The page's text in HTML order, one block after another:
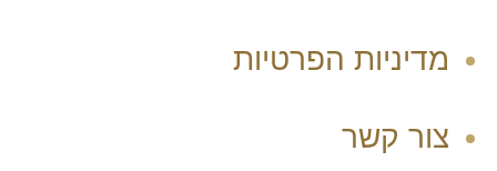
מדיניות הפרטיות
צור קשר